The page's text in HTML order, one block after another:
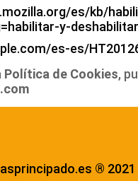
es/kb/
y-
es-es/
Política de Cookies,
®